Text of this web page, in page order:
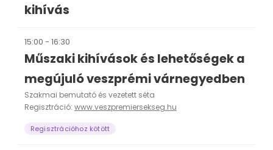
kihívás
15:00 - 16:30
Műszaki kihívások és lehetőségek a
megújuló veszprémi várnegyedben
Szakmai bemutató és vezetett séta
Regisztráció: www.veszpremiersekseg.hu
Regisztrációhoz kötött